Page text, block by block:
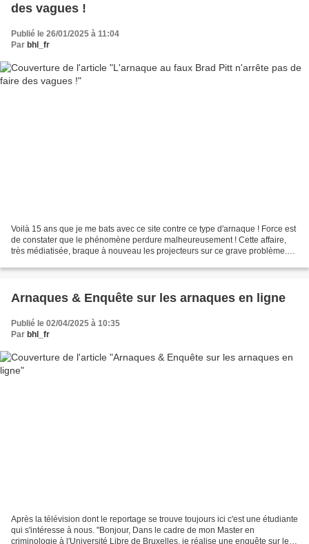
des vagues !
Publié le 26/01/2025 à 11:04
Par bhl_fr
Voilà 15 ans que je me bats avec ce site contre ce type d'arnaque ! Force est
de constater que le phénomène perdure malheureusement ! Cette affaire,
très médiatisée, braque à nouveau les projecteurs sur ce grave problème.
Arnaques & Enquête sur les arnaques en ligne
Publié le 02/04/2025 à 10:35
Par bhl_fr
Après la télévision dont le reportage se trouve toujours ici c'est une étudiante
qui s'intéresse à nous. "Bonjour, Dans le cadre de mon Master en
criminologie à l'Université Libre de Bruxelles, je réalise une enquête sur les